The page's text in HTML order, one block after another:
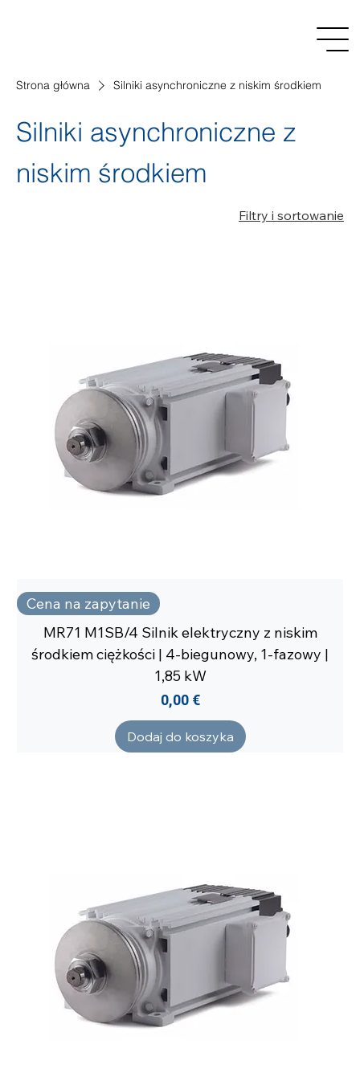
Strona główna Silniki asynchroniczne z niskim środkiem
Silniki asynchroniczne z
niskim środkiem
Filtry i sortowanie
Cena na zapytanie
MR71 M1SB/4 Silnik elektryczny z niskim
środkiem ciężkości | 4-biegunowy, 1-fazowy |
1,85 kW
Cena
0,00 €
Dodaj do koszyka